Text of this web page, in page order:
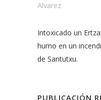
Alvarez
Intoxicado un
humo en un
de Santutxu.
PUBLICACIÓN